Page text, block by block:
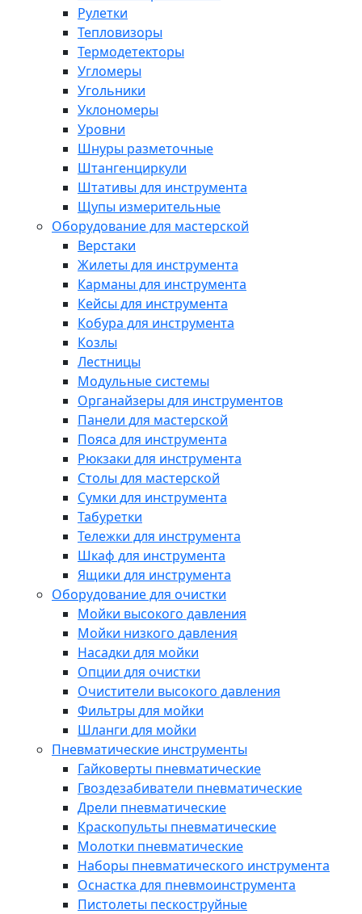
Рулетки
Тепловизоры
Термодетекторы
Угломеры
Угольники
Уклономеры
Уровни
Шнуры разметочные
Штангенциркули
Штативы для инструмента
Щупы измерительные
Оборудование для мастерской
Верстаки
Жилеты для инструмента
Карманы для инструмента
Кейсы для инструмента
Кобура для инструмента
Козлы
Лестницы
Модульные системы
Органайзеры для инструментов
Панели для мастерской
Пояса для инструмента
Рюкзаки для инструмента
Столы для мастерской
Сумки для инструмента
Табуретки
Тележки для инструмента
Шкаф для инструмента
Ящики для инструмента
Оборудование для очистки
Мойки высокого давления
Мойки низкого давления
Насадки для мойки
Опции для очистки
Очистители высокого давления
Фильтры для мойки
Шланги для мойки
Пневматические инструменты
Гайковерты пневматические
Гвоздезабиватели пневматические
Дрели пневматические
Краскопульты пневматические
Молотки пневматические
Наборы пневматического инструмента
Оснастка для пневмоинструмента
Пистолеты пескоструйные